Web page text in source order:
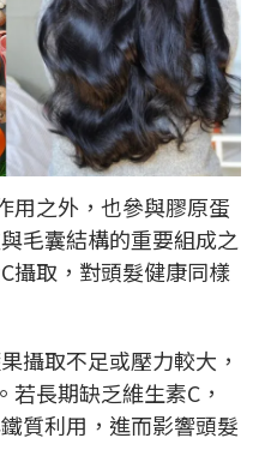
用之外，也參與膠原蛋
毛囊結構的重要組成之
攝取，對頭髮健康同樣
攝取不足或壓力較大，
若長期缺乏維生素C，
質利用，進而影響頭髮